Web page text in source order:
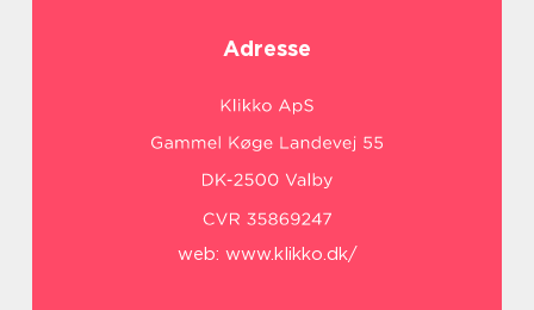
Adresse
web: www.klikko.dk/